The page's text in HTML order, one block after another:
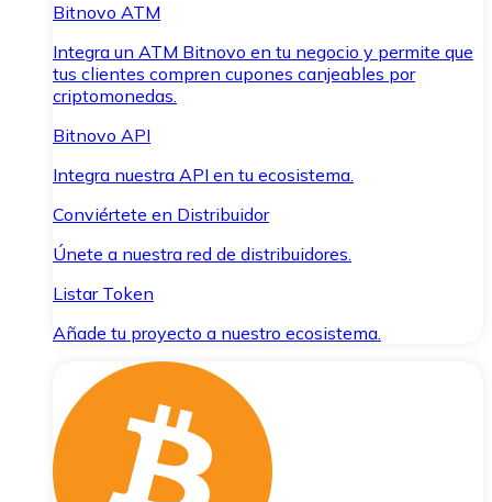
Bitnovo ATM
Integra un ATM Bitnovo en tu negocio y permite que
tus clientes compren cupones canjeables por
criptomonedas.
Bitnovo API
Integra nuestra API en tu ecosistema.
Conviértete en Distribuidor
Únete a nuestra red de distribuidores.
Listar Token
Añade tu proyecto a nuestro ecosistema.